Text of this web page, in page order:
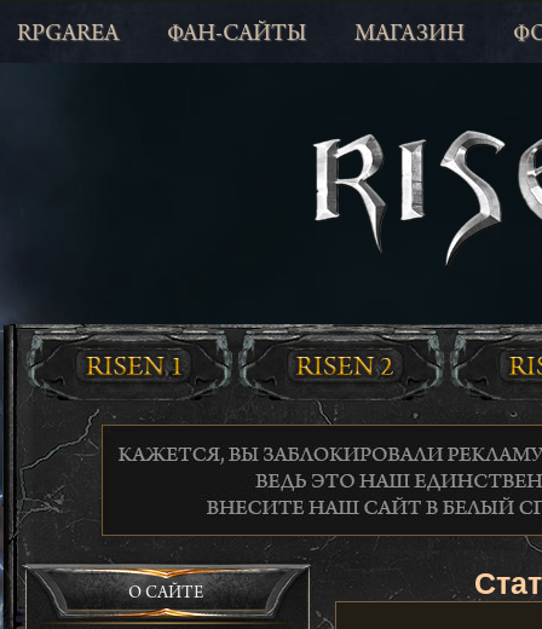
RPGAREA ФАН-САЙТЫ МАГАЗИН
О САЙТЕ